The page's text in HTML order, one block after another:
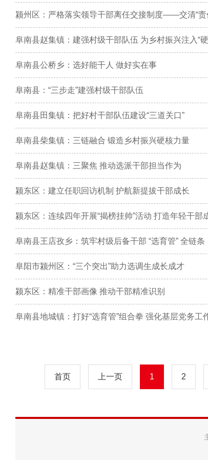
颍州区：严格落实领导干部离任交接制度——交清“责
阜南县赵集镇：建强村级干部队伍 为乡村振兴注入“
阜南县公桥乡：选好能干人 做好实在事
阜南县：“三步走”建强村级干部队伍
阜南县田集镇：把好村干部队伍建设“三道关口”
阜南县柴集镇：三链融合 锻造乡村振兴硬核力量
阜南县赵集镇：三聚焦 推动选派干部担当作为
颍东区：建立任职回访机制 护航新提拔干部成长
颍东区：连续四年开展“揭榜挂帅”活动 打造年轻干部
阜南县王店孜乡：筑牢村级后备干部 “选育管” 全链条
阜阳市颍州区：“三个突出”助力选调生成长成才
颍东区：精准干部画像 推动干部精准识别
阜南县地城镇：打好“选育管”组合拳 强化基层党务工
首页 上一页 1 2